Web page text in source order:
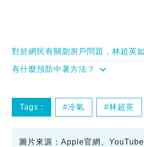
對於網民有關劏房戶問題，林超英
有什麼預防中暑方法？
Tags : 冷氣 林超英
圖片來源：Apple官網、